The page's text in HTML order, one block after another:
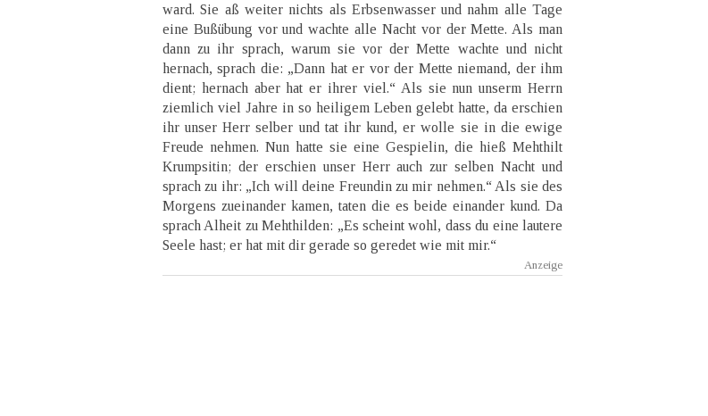
ward. Sie aß weiter nichts als Erbsenwasser und nahm alle Tage
eine Bußübung vor und wachte alle Nacht vor der Mette. Als man
dann zu ihr sprach, warum sie vor der Mette wachte und nicht
hernach, sprach die: „Dann hat er vor der Mette niemand, der ihm
dient; hernach aber hat er ihrer viel.“ Als sie nun unserm Herrn
ziemlich viel Jahre in so heiligem Leben gelebt hatte, da erschien
ihr unser Herr selber und tat ihr kund, er wolle sie in die ewige
Freude nehmen. Nun hatte sie eine Gespielin, die hieß Mehthilt
Krumpsitin; der erschien unser Herr auch zur selben Nacht und
sprach zu ihr: „Ich will deine Freundin zu mir nehmen.“ Als sie des
Morgens zueinander kamen, taten die es beide einander kund. Da
sprach Alheit zu Mehthilden: „Es scheint wohl, dass du eine lautere
Seele hast; er hat mit dir gerade so geredet wie mit mir.“